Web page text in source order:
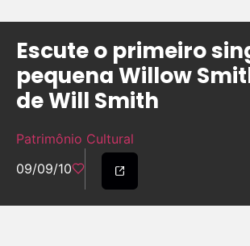
Escute o primeiro
pequena Willow
de Will Smith
Patrimônio Cultural
09/09/10